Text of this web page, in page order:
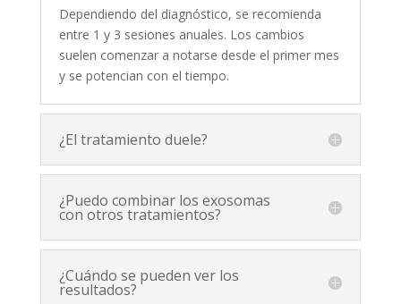
Dependiendo del diagnóstico, se recomienda
entre 1 y 3 sesiones anuales. Los cambios
suelen comenzar a notarse desde el primer mes
y se potencian con el tiempo.
¿El tratamiento duele?
¿Puedo combinar los exosomas
con otros tratamientos?
¿Cuándo se pueden ver los
resultados?